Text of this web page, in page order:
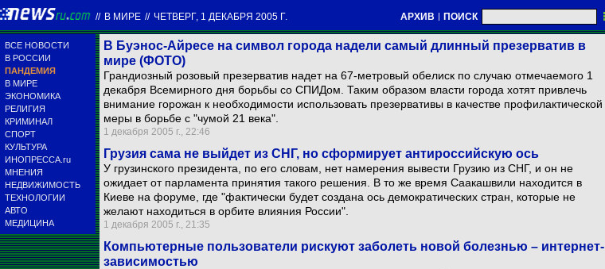
// В МИРЕ // ЧЕТВЕРГ, 1 ДЕКАБРЯ 2005 Г. АРХИВ | ПОИСК
ВСЕ НОВОСТИ
В РОССИИ
ПАНДЕМИЯ
В МИРЕ
ЭКОНОМИКА
РЕЛИГИЯ
КРИМИНАЛ
СПОРТ
КУЛЬТУРА
ИНОПРЕССА.ru
МНЕНИЯ
НЕДВИЖИМОСТЬ
ТЕХНОЛОГИИ
АВТО
МЕДИЦИНА
В Буэнос-Айресе на символ города надели самый длинный презерватив в
мире (ФОТО)
Грандиозный розовый презерватив надет на 67-метровый обелиск по случаю отмечаемого 1
декабря Всемирного дня борьбы со СПИДом. Таким образом власти города хотят привлечь
внимание горожан к необходимости использовать презервативы в качестве профилактической
меры в борьбе с "чумой 21 века".
1 декабря 2005 г., 22:46
Грузия сама не выйдет из СНГ, но сформирует антироссийскую ось
У грузинского президента, по его словам, нет намерения вывести Грузию из СНГ, и он не
ожидает от парламента принятия такого решения. В то же время Саакашвили находится в
Киеве на форуме, где "фактически будет создана ось демократических стран, которые не
желают находиться в орбите влияния России".
1 декабря 2005 г., 21:35
Компьютерные пользователи рискуют заболеть новой болезнью – интернет-
зависимостью